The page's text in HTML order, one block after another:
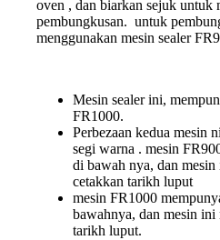
oven , dan biarkan sejuk untuk
pembungkusan. untuk
menggunakan mesin sealer
Mesin sealer ini,
FR1000.
Perbezaan kedua mesin
segi warna . mesin
di bawah nya, dan
cetakkan tarikh luput
mesin FR1000
bawahnya, dan mesin
tarikh luput.